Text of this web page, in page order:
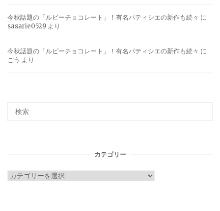
今秋話題の「ルビーチョコレート」！有名パティシエの新作も続々 に
sasarie0529 より
今秋話題の「ルビーチョコレート」！有名パティシエの新作も続々 に
ごう より
カテゴリー
カ